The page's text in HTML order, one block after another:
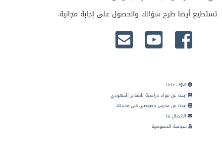
تستطيع أيضا طرح سؤالك والحصول على إجابة مجانية.
تعرّف علينا
ابحث عن مواد دراسية للمنهج السعودي
ابحث عن مدرس خصوصي في مدينتك
الاتصال بنا
سياسة الخصوصية